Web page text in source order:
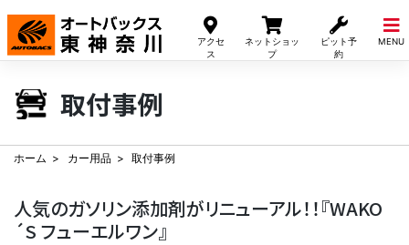
アクセ
ス
ネットショッ
プ
ピット予
約
MENU
Skip
content
取付事例
ホーム カー用品 取付事例
人気のガソリン添加剤がリニューアル！！『WAKO
´S フューエルワン』